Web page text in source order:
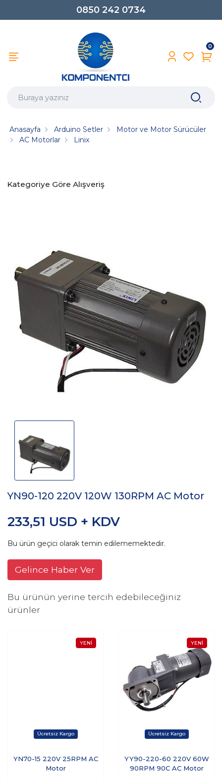
0850 242 0734
0
Anasayfa Arduino Setler
Motor ve Motor Sürücüler
AC Motorlar
Linix
Kategoriye Göre Alışveriş
YN90-120 220V 120W 130RPM AC Motor
233,51 USD + KDV
Bu ürün geçici olarak temin edilememektedir.
Gelince Haber Ver
Bu ürünün yerine tercih edebileceğiniz
ürünler
YN70-15 220V 25RPM AC
Motor
YY90-220-60 220V 60W
90RPM 90C AC Motor